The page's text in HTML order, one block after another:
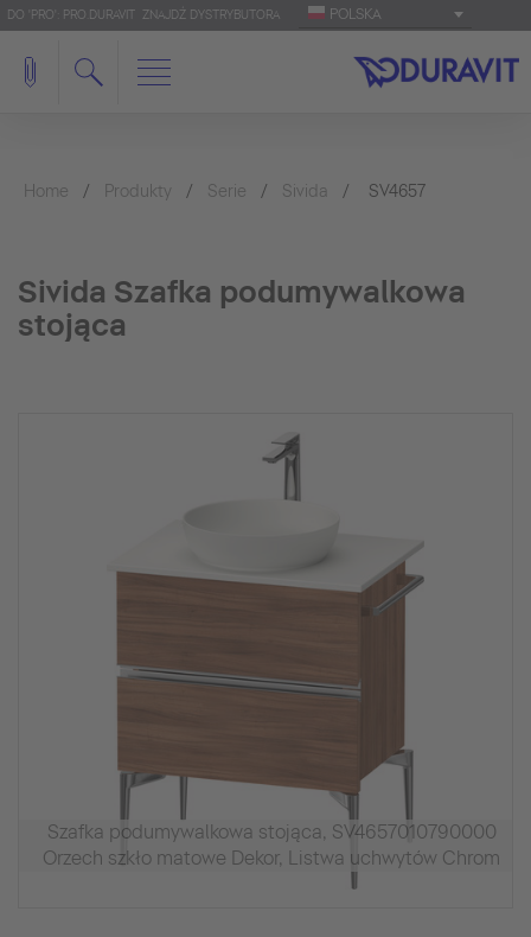
DO 'PRO': PRO.DURAVIT ZNAJDŹ DYSTRYBUTORA POLSKA
Home Produkty Serie Sivida SV4657
Sivida Szafka podumywalkowa
stojąca
Szafka podumywalkowa stojąca, SV4657010790000
Orzech szkło matowe Dekor, Listwa uchwytów Chrom